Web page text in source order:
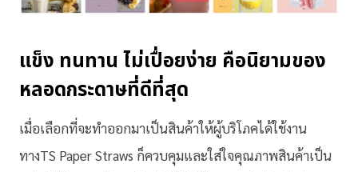
แข็ง ทนทาน ไม่เปื่อยง่าย คือนิยามของ
หลอดกระดาษที่ดีที่สุด
เมื่อเลือกที่จะทำออกมาเป็นสินค้าให้ผู้บริโภคได้ใช้งาน
ทางTS Paper Straws ก็ควบคุมและใส่ใจคุณภาพสินค้าเป็น